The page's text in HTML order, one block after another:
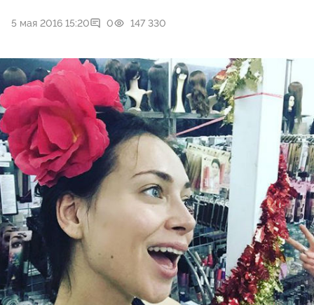
5 мая 2016 15:20 0 147 330